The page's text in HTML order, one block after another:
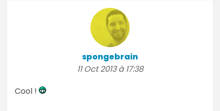
spongebrain
11 Oct 2013 à 17:38
Cool !